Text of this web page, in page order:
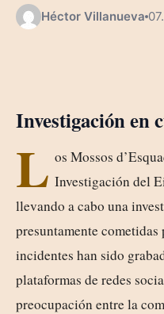
Héctor Villanueva
Investigación en
L os Mossos
Investigación del
llevando a cabo una
presuntamente
incidentes han sido
plataformas de redes
preocupación entre la